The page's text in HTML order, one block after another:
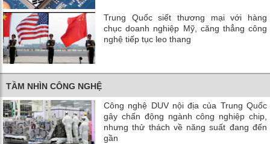
Trung Quốc siết thương mại với hàng
chục doanh nghiệp Mỹ, căng thẳng công
nghệ tiếp tục leo thang
TẦM NHÌN CÔNG NGHỆ
Công nghệ DUV nội địa của Trung Quốc
gây chấn động ngành công nghiệp chip,
nhưng thử thách về năng suất đang đến
gần